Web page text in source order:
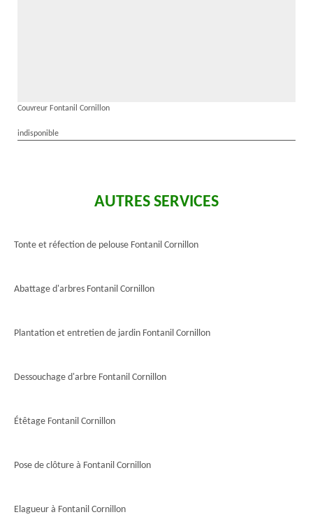
Couvreur Fontanil Cornillon
indisponible
AUTRES SERVICES
Tonte et réfection de pelouse Fontanil Cornillon
Abattage d'arbres Fontanil Cornillon
Plantation et entretien de jardin Fontanil Cornillon
Dessouchage d'arbre Fontanil Cornillon
Étêtage Fontanil Cornillon
Pose de clôture à Fontanil Cornillon
Elagueur à Fontanil Cornillon